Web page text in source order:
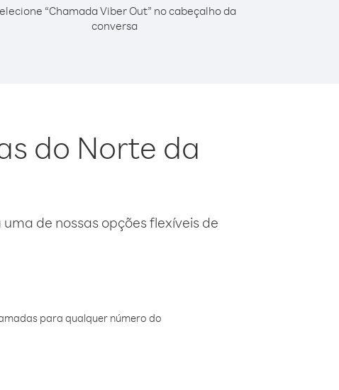
“Chamada Viber Out” no cabeçalho da
conversa
do Norte da
de nossas opções flexíveis de
para qualquer número do